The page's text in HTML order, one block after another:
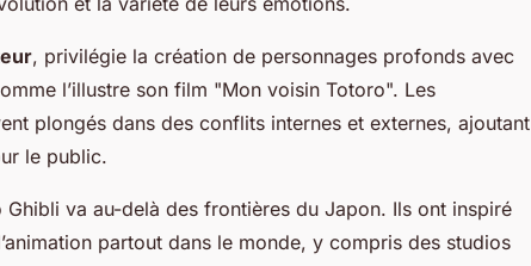
, privilégie la création de personnages profonds avec
l’illustre son film "Mon voisin Totoro". Les
plongés dans des conflits internes et externes, ajoutant
le public.
Ghibli va au-delà des frontières du Japon. Ils ont inspiré
partout dans le monde, y compris des studios